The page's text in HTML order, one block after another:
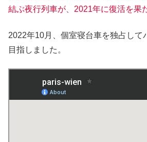
結ぶ夜行列車が、2021年に復活を果
2022年10月、個室寝台車を独占して
目指しました。